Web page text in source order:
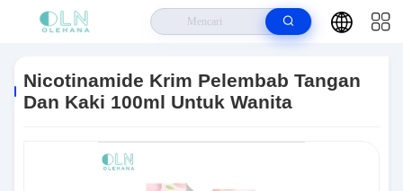
Tangan Dan Kaki 100ml Untuk Wanita
Nicotinamide Krim Pelembab Tangan
Dan Kaki 100ml Untuk Wanita